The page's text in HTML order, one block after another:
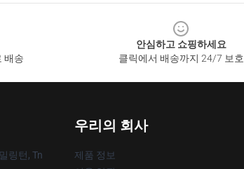
배송
안심하고 쇼핑하세요
클릭에서 배송까지 24/7 보호
링턴, Tn
우리의 회사
제품 정보